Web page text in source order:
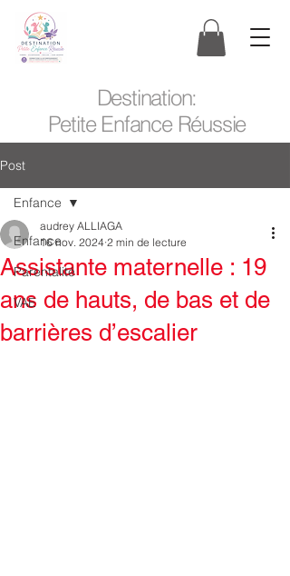
Destination:
Petite Enfance Réussie
Post
Enfance
Parentalité
VAE
Enfance
Assistante maternelle : 19
ans de hauts, de bas et de
barrières d’escalier
audrey ALLIAGA
16 nov. 2024 2 min de lecture